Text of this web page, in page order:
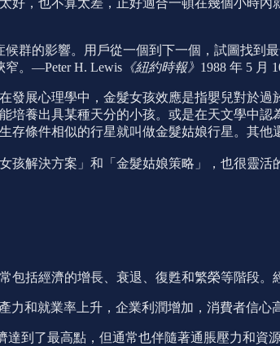
群的影響。用戶從一個到下一個，試圖找到
。—Peter H. Lewis 《紐約時報》 1988 年 5 月
發展心理學中，金髮女孩效應是指嬰兒對於
養出具某種天分的小孩。或是在天文學中
條件相似的行星就叫做金髮姑娘行星。其他
孩解決方案」和「金髮姑娘策略」，也很靈
括經濟的增長、衰退、復甦和繁榮等階段。
力和就業率上升，企業利潤增加，消費者信
到了最高點，但通常也伴隨著通脹壓力和資源